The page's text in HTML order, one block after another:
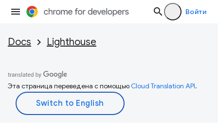
Войти
Docs Lighthouse
Эта страница переведена с помощьюCloud Translation API.